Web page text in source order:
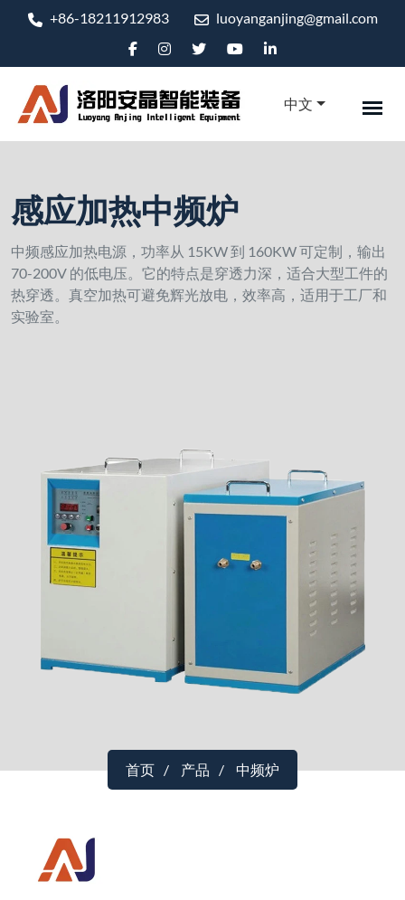
+86-18211912983 luoyanganjing@gmail.com
中文
感应加热中频炉
中频感应加热电源，功率从 15KW 到 160KW 可定制，输出
70-200V 的低电压。它的特点是穿透力深，适合大型工件的
热穿透。真空加热可避免辉光放电，效率高，适用于工厂和
实验室。
首页 产品 中频炉